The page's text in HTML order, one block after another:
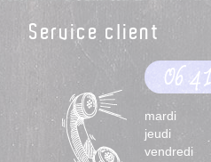
Service client
06
mardi
jeudi
vendredi